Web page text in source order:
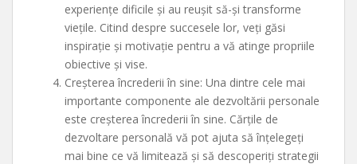
experiențe dificile și au reușit să-și transforme
viețile. Citind despre succesele lor, veți găsi
inspirație și motivație pentru a vă atinge propriile
obiective și vise.
Creșterea încrederii în sine: Una dintre cele mai
importante componente ale dezvoltării personale
este creșterea încrederii în sine. Cărțile de
dezvoltare personală vă pot ajuta să înțelegeți
mai bine ce vă limitează și să descoperiți strategii